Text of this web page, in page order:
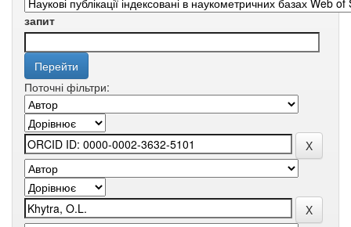
запит
Поточні фільтри: